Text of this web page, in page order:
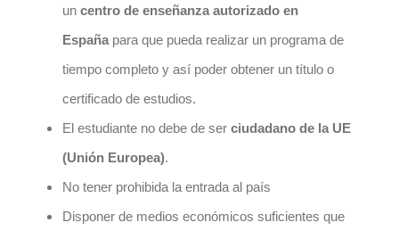
un centro de enseñanza autorizado en
Españapara que pueda realizar un programa de
tiempo completo y así poder obtener un título o
certificado de estudios.
El estudiante no debe de ser ciudadano de la UE
(Unión Europea).
No tener prohibida la entrada al país
Disponer de medios económicos suficientes que